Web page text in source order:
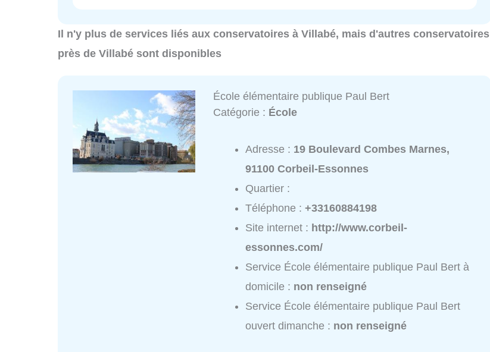
Il n'y plus de services liés aux conservatoires à Villabé, mais d'autres conservatoires
près de Villabé sont disponibles
École élémentaire publique Paul Bert
Catégorie : École
Adresse : 19 Boulevard Combes Marnes,
91100 Corbeil-Essonnes
Quartier :
Téléphone :+33160884198
Site internet : http://www.corbeil-
essonnes.com/
Service École élémentaire publique Paul Bert à
domicile : non renseigné
Service École élémentaire publique Paul Bert
ouvert dimanche : non renseigné